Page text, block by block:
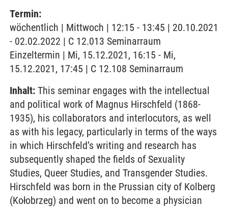
Termin:
wöchentlich | Mittwoch | 12:15 - 13:45 | 20.10.2021
- 02.02.2022 | C 12.013 Seminarraum
Einzeltermin | Mi, 15.12.2021, 16:15 - Mi,
15.12.2021, 17:45 | C 12.108 Seminarraum
Inhalt: This seminar engages with the intellectual
and political work of Magnus Hirschfeld (1868-
1935), his collaborators and interlocutors, as well
as with his legacy, particularly in terms of the ways
in which Hirschfeld’s writing and research has
subsequently shaped the fields of Sexuality
Studies, Queer Studies, and Transgender Studies.
Hirschfeld was born in the Prussian city of Kolberg
(Kołobrzeg) and went on to become a physician